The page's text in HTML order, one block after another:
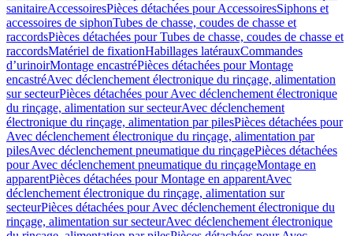
sanitaireAccessoiresPièces détachées pour AccessoiresSiphons et
accessoires de siphonTubes de chasse, coudes de chasse et
raccordsPièces détachées pour Tubes de chasse, coudes de chasse et
raccordsMatériel de fixationHabillages latérauxCommandes
dʼurinoirMontage encastréPièces détachées pour Montage
encastréAvec déclenchement électronique du rinçage, alimentation
sur secteurPièces détachées pour Avec déclenchement électronique
du rinçage, alimentation sur secteurAvec déclenchement
électronique du rinçage, alimentation par pilesPièces détachées pour
Avec déclenchement électronique du rinçage, alimentation par
pilesAvec déclenchement pneumatique du rinçagePièces détachées
pour Avec déclenchement pneumatique du rinçageMontage en
apparentPièces détachées pour Montage en apparentAvec
déclenchement électronique du rinçage, alimentation sur
secteurPièces détachées pour Avec déclenchement électronique du
rinçage, alimentation sur secteurAvec déclenchement électronique